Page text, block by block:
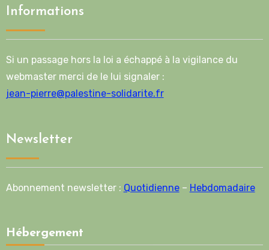
Informations
Si un passage hors la loi a échappé à la vigilance du
webmaster merci de le lui signaler :
jean-pierre@palestine-solidarite.fr
Newsletter
Abonnement newsletter : Quotidienne– Hebdomadaire
Hébergement